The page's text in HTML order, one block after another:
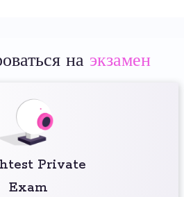
на экзамен
Private
Exam